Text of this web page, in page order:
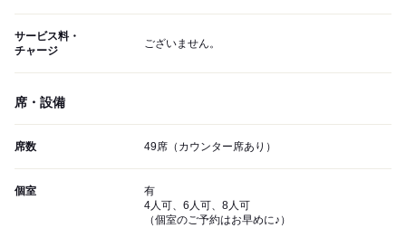
サービス料・
チャージ
ございません。
席・設備
席数 49席（カウンター席あり）
個室
有
4人可、6人可、8人可
（個室のご予約はお早めに♪）